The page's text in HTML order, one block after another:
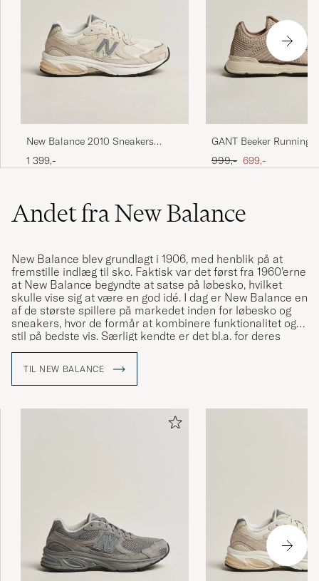
New Balance 2010 Sneakers
Timberwolf
1 399,-
GANT Beeker Running
Taupe
Ordinary pris
999,- Nedsat pris
699,-
Andet fra New Balance
New Balance blev grundlagt i 1906, med henblik på at
fremstille indlæg til sko. Faktisk var det først fra 1960’erne
at New Balance begyndte at satse på løbesko, hvilket
skulle vise sig at være en god idé. I dag er New Balance en
af de største spillere på markedet inden for løbesko og
sneakers, hvor de formår at kombinere funktionalitet og
stil på bedste vis. Særligt kendte er det bl.a. for deres
banebrydende og ikoniske modeller kaldet 574 og 966,
På trods af forvandlingen fra et amerikansk til et globalt
formået at holde store dele af deres produktion USA
(resten er outsourcet til Asien), for at bibeholde kontrollen
TIL NEW BALANCE